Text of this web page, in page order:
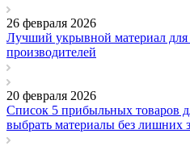
26 февраля 2026
Лучший укрывной материал для
производителей
20 февраля 2026
Список 5 прибыльных товаров
выбрать материалы без лишних